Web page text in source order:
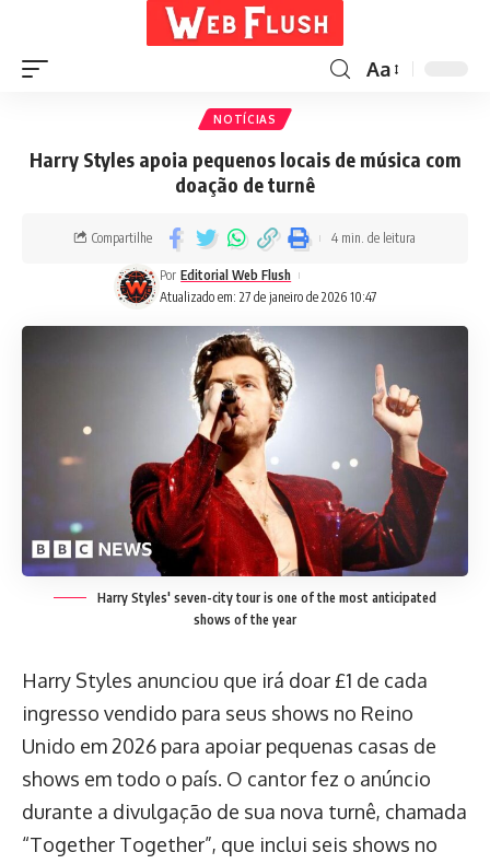
Aa
NOTÍCIAS
Harry Styles apoia pequenos locais de música com
doação de turnê
Atualizado em: 27 de janeiro de 2026 10:47
Por Editorial Web Flush
Compartilhe 4 min. de leitura
Harry Styles' seven-city tour is one of the most anticipated
shows of the year
Harry Styles anunciou que irá doar £1 de cada
ingresso vendido para seus shows no Reino
Unido em 2026 para apoiar pequenas casas de
shows em todo o país. O cantor fez o anúncio
durante a divulgação de sua nova turnê, chamada
“Together Together”, que inclui seis shows no